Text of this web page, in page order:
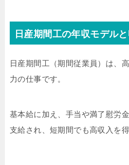
日産期間工の年収モデル
日産期間工（期間従業員）は、
力の仕事です。
基本給に加え、手当や満了慰労
支給され、短期間でも高収入を